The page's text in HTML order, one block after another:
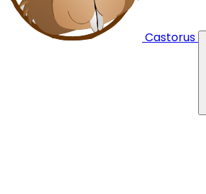
Castorus